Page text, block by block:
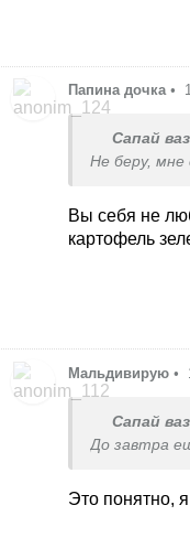
Папина дочка •
Сапай
Не беру,
Вы себя не
картофель
Мальдивирую •
Сапай
До завтра
Это понятно,